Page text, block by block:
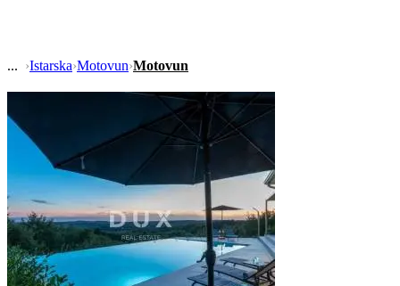
›Istarska›Motovun›Motovun